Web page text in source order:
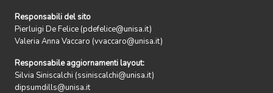
Responsabili del sito
Pierluigi De Felice (pdefelice@unisa.it)
Valeria Anna Vaccaro (vvaccaro@unisa.it)
Responsabile aggiornamenti layout:
Silvia Siniscalchi (ssiniscalchi@unisa.it)
dipsumdills@unisa.it